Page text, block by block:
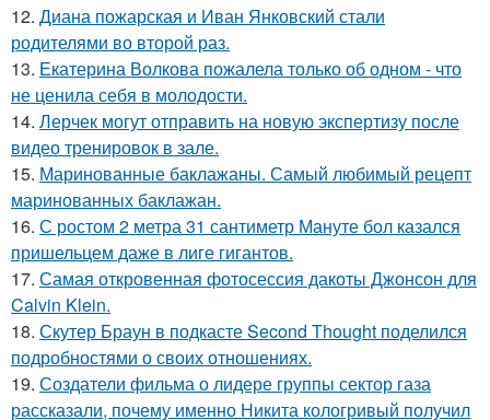
12. Диана пожарская и Иван Янковский стали
родителями во второй раз.
13. Екатерина Волкова пожалела только об одном - что
не ценила себя в молодости.
14. Лерчек могут отправить на новую экспертизу после
видео тренировок в зале.
15. Маринованные баклажаны. Самый любимый рецепт
маринованных баклажан.
16. С ростом 2 метра 31 сантиметр Мануте бол казался
пришельцем даже в лиге гигантов.
17. Самая откровенная фотосессия дакоты Джонсон для
Calvin Klein.
18. Скутер Браун в подкасте Second Thought поделился
подробностями о своих отношениях.
19. Создатели фильма о лидере группы сектор газа
рассказали, почему именно Никита кологривый получил